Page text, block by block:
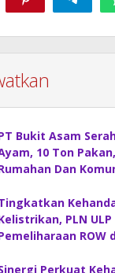
Bukit Asam
10 Ton
Dan
PLN
ROW
Perkuat